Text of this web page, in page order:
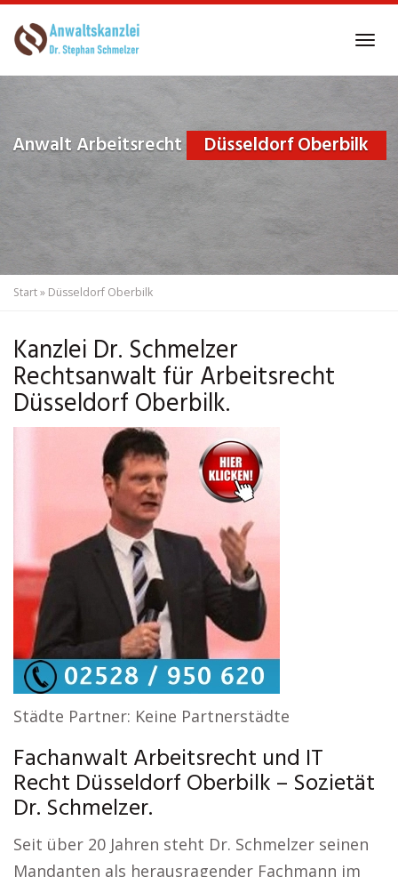
to
Anwalt Arbeitsrecht Düsseldorf Oberbilk
Start» Düsseldorf Oberbilk
Kanzlei Dr. Schmelzer
Rechtsanwalt für Arbeitsrecht
Düsseldorf Oberbilk.
Städte Partner: Keine Partnerstädte
Fachanwalt Arbeitsrecht und IT
Recht Düsseldorf Oberbilk – Sozietät
Dr. Schmelzer.
Seit über 20 Jahren steht Dr. Schmelzer seinen
Mandanten als herausragender Fachmann im